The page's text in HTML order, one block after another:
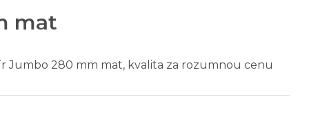
mat
Jumbo 280 mm mat, kvalita za rozumnou cenu